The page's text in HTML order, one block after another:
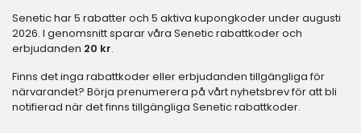
Senetic har 5 rabatter och 5 aktiva kupongkoder under augusti
2026. I genomsnitt sparar våra Senetic rabattkoder och
erbjudanden 20 kr.
Finns det inga rabattkoder eller erbjudanden tillgängliga för
närvarandet? Börja prenumerera på vårt nyhetsbrev för att bli
notifierad när det finns tillgängliga Senetic rabattkoder.